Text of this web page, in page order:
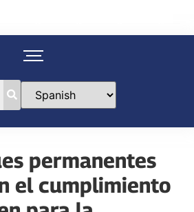
permanentes
el cumplimiento